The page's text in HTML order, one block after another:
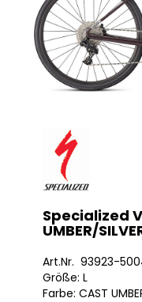
Specialized
UMBER/
Art.Nr. 93923-
Größe: L
Farbe: CAST